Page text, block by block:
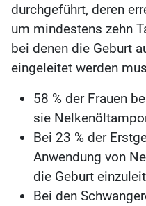
durchgeführt, deren
um mindestens zehn
bei denen die Geburt
eingeleitet werden
58 % der Frauen
sie
Bei 23 % der
Anwendung von
die Geburt
Bei den